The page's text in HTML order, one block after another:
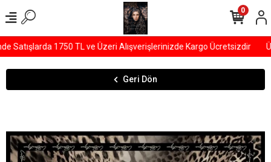
Satışlarda 1750 TL ve Üzeri Alışverişlerinizde Kargo Ücretsizdir
0
Geri Dön